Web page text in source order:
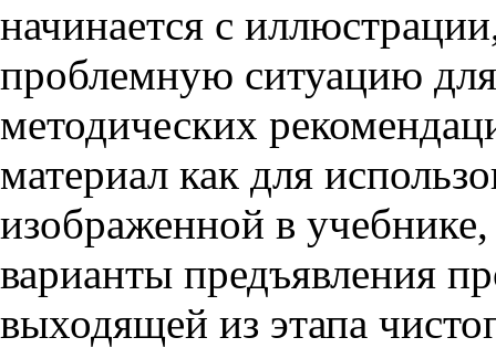
начинается с
проблемную ситуацию
методических
материал как для
изображенной в
варианты предъявления
выходящей из этапа